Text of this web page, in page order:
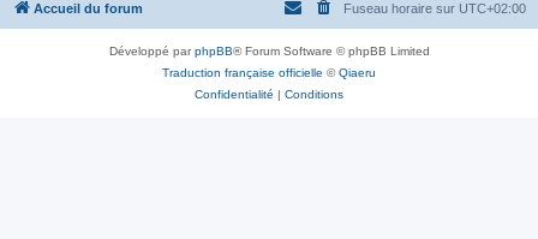
Accueil du forum Fuseau horaire sur UTC+02:00
Développé parphpBB® Forum Software © phpBB Limited
Traduction française officielle ©Qiaeru
Confidentialité | Conditions